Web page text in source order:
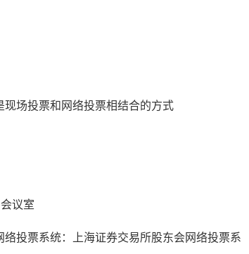
场投票和网络投票相结合的方式
议室
投票系统：上海证券交易所股东会网络投票系